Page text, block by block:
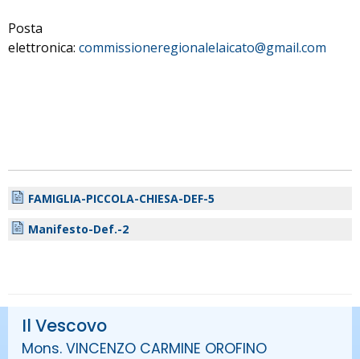
Posta
elettronica: commissioneregionalelaicato@gmail.com
FAMIGLIA-PICCOLA-CHIESA-DEF-5
Manifesto-Def.-2
Il Vescovo
Mons. VINCENZO CARMINE OROFINO